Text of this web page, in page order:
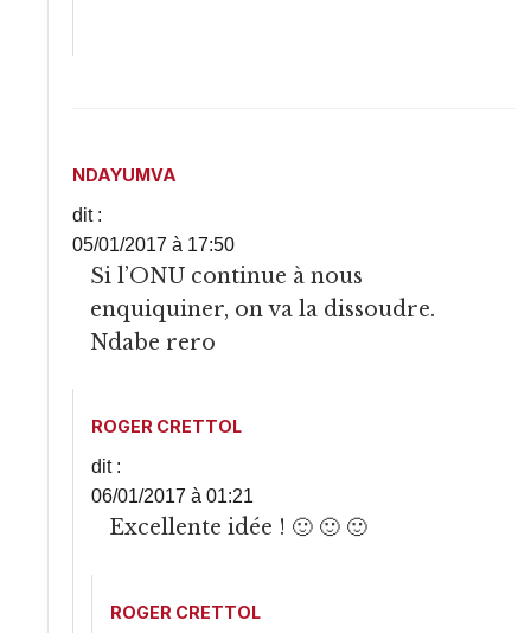
NDAYUMVA
dit :
05/01/2017 à 17:50
Si l’ONU continue à nous
enquiquiner, on va la dissoudre.
Ndabe rero
ROGER CRETTOL
dit :
06/01/2017 à 01:21
Excellente idée ! 🙂 🙂 🙂
ROGER CRETTOL